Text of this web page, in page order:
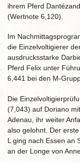
ihrem Pferd
(Wertnote 6,120).
Im
die Einzelvoltigierer
ausdrucksstarke
Pferd Felix unter
6,441 bei den M-
Die
(7,043) auf Doriano
Adenau, ihr weiter
also gelohnt. Der
L ging nach Essen an
an der Longe von